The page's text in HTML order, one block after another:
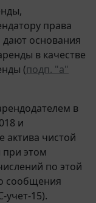
права
основания
в качестве
(подп. "а"
в
и
актива чистой
при этом
по этой
сообщения
учет-15).